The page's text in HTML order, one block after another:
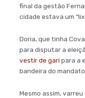
final da gestão
cidade estava um
Doria, que tinha
para disputar a
vestir de gari para a
bandeira do
Mesmo assim,